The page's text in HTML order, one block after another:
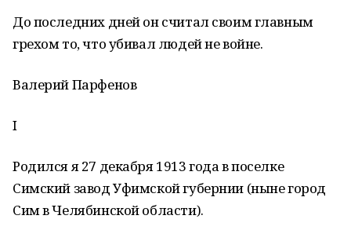
До последних дней он считал своим главным
грехом то, что убивал людей не войне.
Валерий Парфенов
I
Родился я 27 декабря 1913 года в поселке
Симский завод Уфимской губернии (ныне город
Сим в Челябинской области).